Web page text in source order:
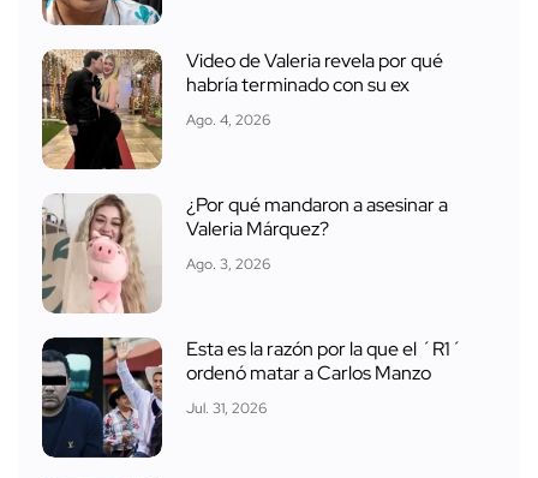
Video de Valeria revela por qué
habría terminado con su ex
Ago. 4, 2026
¿Por qué mandaron a asesinar a
Valeria Márquez?
Ago. 3, 2026
Esta es la razón por la que el ´R1´
ordenó matar a Carlos Manzo
Jul. 31, 2026